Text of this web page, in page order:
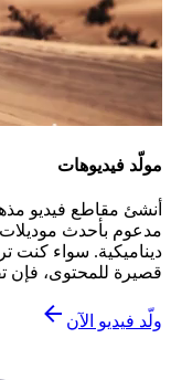
مولّد فيديوهات
أنشئ مقاطع فيديو
مدعوم بأحدث موديلات
ديناميكية. سواء كنت
قصيرة للمحتوى، فإن
ولّد فيديو الآن